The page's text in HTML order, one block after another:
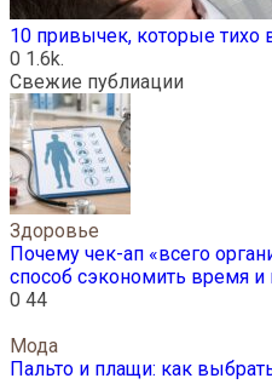
10 привычек, которые тихо
0 1.6k.
Свежие публиации
Здоровье
Почему чек-ап «всего
способ сэкономить время
0 44
Мода
Пальто и плащи: как